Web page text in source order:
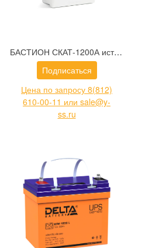
БАСТИОН СКАТ-1200А источник бесперебойного питания
Подписаться
Цена по запросу 8(812)
610-00-11 или sale@y-
ss.ru